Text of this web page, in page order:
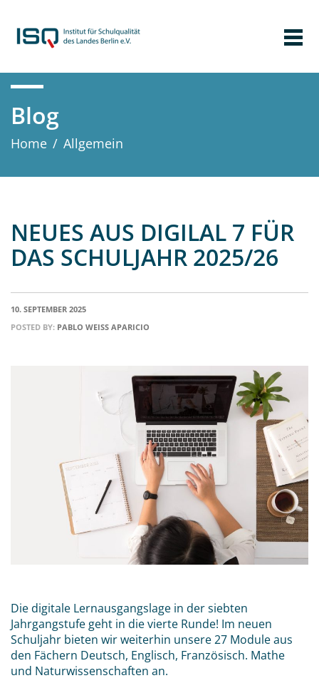
Blog
Home / Allgemein
NEUES AUS DIGILAL 7 FÜR
DAS SCHULJAHR 2025/26
10. SEPTEMBER 2025
POSTED BY: PABLO WEISS APARICIO
Die digitale Lernausgangslage in der siebten
Jahrgangstufe geht in die vierte Runde! Im neuen
Schuljahr bieten wir weiterhin unsere 27 Module aus
den Fächern Deutsch, Englisch, Französisch. Mathe
und Naturwissenschaften an.